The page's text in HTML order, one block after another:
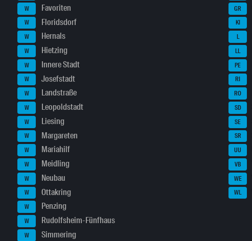
W Favoriten
W Floridsdorf
W Hernals
W Hietzing
W Innere Stadt
W Josefstadt
W Landstraße
W Leopoldstadt
W Liesing
W Margareten
W Mariahilf
W Meidling
W Neubau
W Ottakring
W Penzing
W Rudolfsheim-Fünfhaus
W Simmering
GR
KI
L
LL
PE
RI
RO
SD
SE
SR
UU
VB
WE
WL